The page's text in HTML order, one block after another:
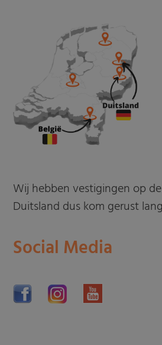
Wij hebben vestigingen op
Duitsland dus kom gerust
Social Media